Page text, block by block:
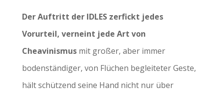
Der Auftritt der IDLES zerfickt jedes
Vorurteil, verneint jede Art von
Cheavinismusmit großer, aber immer
bodenständiger, von Flüchen begleiteter Geste,
hält schützend seine Hand nicht nur über